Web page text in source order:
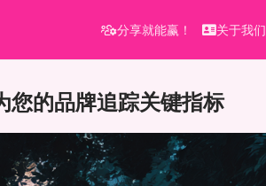
分享就能赢！ 关于我们
的品牌追踪关键指标